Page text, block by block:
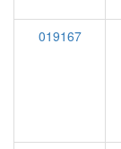
019167